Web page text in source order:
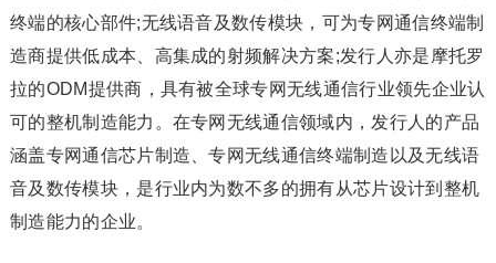
终端的核心部件;无线语音及数传模块，可为专网通信终端制
造商提供低成本、高集成的射频解决方案;发行人亦是摩托罗
拉的ODM提供商，具有被全球专网无线通信行业领先企业认
可的整机制造能力。在专网无线通信领域内，发行人的产品
涵盖专网通信芯片制造、专网无线通信终端制造以及无线语
音及数传模块，是行业内为数不多的拥有从芯片设计到整机
制造能力的企业。